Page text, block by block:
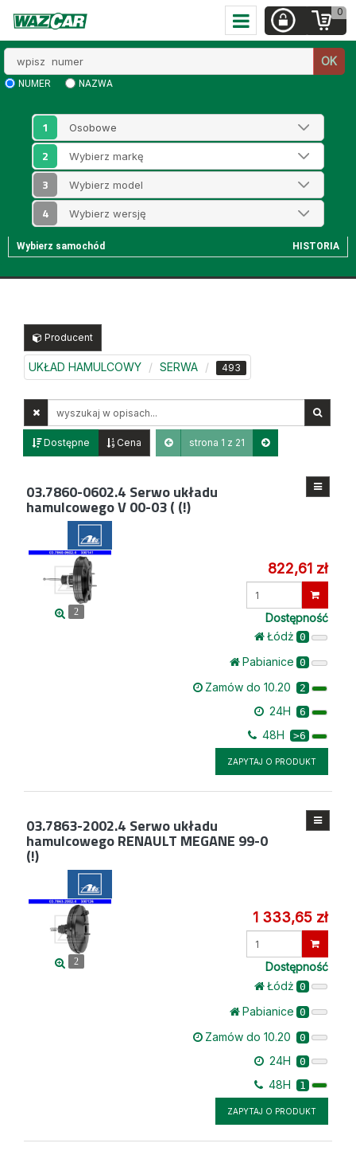
0
numer
OK
NUMER NAZWA
1
2
3
4
Wybierz samochód HISTORIA
Producent
UKŁAD HAMULCOWY SERWA 493
opisach
Dostępne Cena strona 1 z 21
03.7860-0602.4 Serwo układu
hamulcowego V 00-03 ( (!)
2
822,61 zł
Dostępność
Łódż 0
Pabianice 0
Zamów do 10.20 2
24H 6
48H >6
ZAPYTAJ O PRODUKT
03.7863-2002.4 Serwo układu
hamulcowego RENAULT MEGANE 99-0
(!)
2
1 333,65 zł
Dostępność
Łódż 0
Pabianice 0
Zamów do 10.20 0
24H 0
48H 1
ZAPYTAJ O PRODUKT